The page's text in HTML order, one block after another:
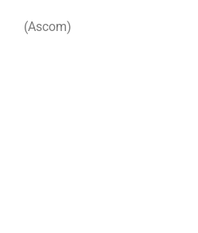
(Ascom)